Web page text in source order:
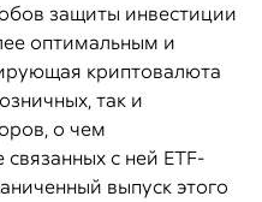
защиты инвестиции
оптимальным и
криптовалюта
так и
о чем
с ней ETF-
выпуск этого